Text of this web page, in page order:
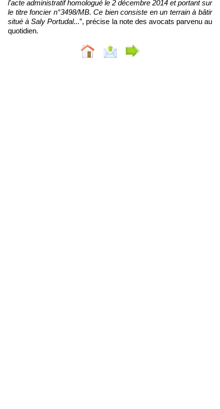
l'acte administratif homologué le 2 décembre 2014 et portant sur
le titre foncier n°3498/MB. Ce bien consiste en un terrain à bâtir
situé à Saly Portudal...”, précise la note des avocats parvenu au
quotidien.